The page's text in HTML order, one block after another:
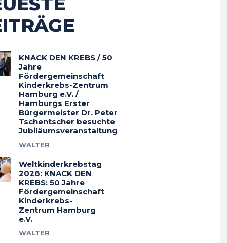
KNACK DEN KREBS / 50
Jahre
Fördergemeinschaft
Kinderkrebs-Zentrum
Hamburg e.V. /
Hamburgs Erster
Bürgermeister Dr. Peter
Tschentscher besuchte
Jubiläumsveranstaltung
WALTER
Weltkinderkrebstag
2026: KNACK DEN
KREBS: 50 Jahre
Fördergemeinschaft
Kinderkrebs-
Zentrum Hamburg
e.V.
WALTER